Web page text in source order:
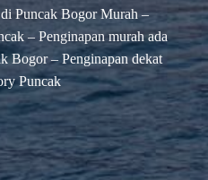
Puncak Bogor Murah –
– Penginapan murah ada
Bogor – Penginapan dekat
Puncak